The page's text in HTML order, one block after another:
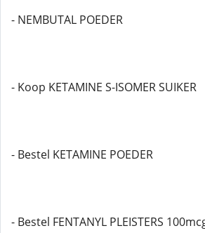
- NEMBUTAL POEDER
- Koop KETAMINE S-ISOMER SUIKER
- Bestel KETAMINE POEDER
- Bestel FENTANYL PLEISTERS